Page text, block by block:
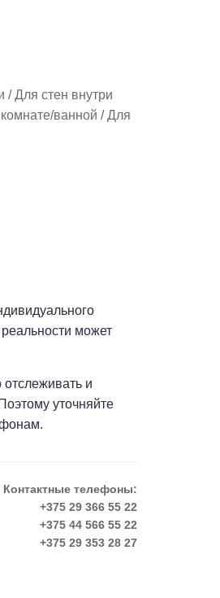
Для стен внутри
ванной / Для
может
и
уточняйте
Контактные телефоны:
+375 29 366 55 22
+375 44 566 55 22
+375 29 353 28 27